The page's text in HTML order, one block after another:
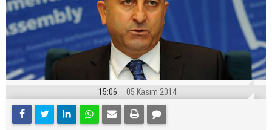
15:06 05 Kasım 2014